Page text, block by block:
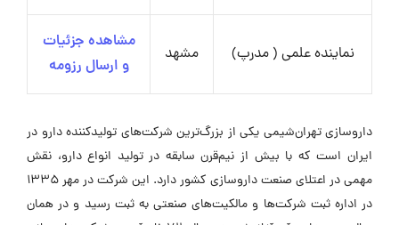
نماینده علمی ( مدرپ) مشهد
مشاهده جزئیات
و ارسال رزومه
داروسازی تهران‌شیمی یکی از بزرگ‌ترین شرکت‌های تولیدکننده دارو در
ایران است که با بیش از نیم‌قرن سابقه در تولید انواع دارو، نقش
مهمی در اعتلای صنعت داروسازی کشور دارد. این شرکت در مهر 1335
در اداره ثبت شرکت‌ها و مالکیت‌های صنعتی به ثبت رسید و در همان